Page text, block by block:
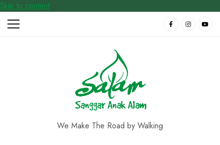
Skip to content
We Make The Road by Walking